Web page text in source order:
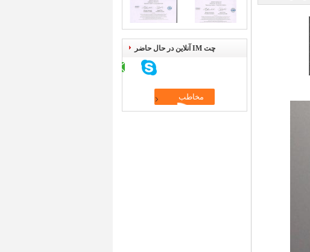
چت IM آنلاین در حال حاضر